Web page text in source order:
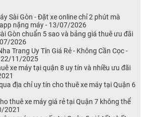
Sài Gòn - Đặt xe online chỉ 2 phút mà
nặng máy - 13/07/2026
Gòn chuẩn 5 sao và bảng giá thuê ưu đãi
2026
Trang Uy Tín Giá Rẻ - Không Cần Cọc -
22/11/2025
xe máy tại quận 8 uy tín và nhiều ưu đãi
địa chỉ uy tín cho thuê xe máy tại Quận 6
thuê xe máy giá rẻ tại Quận 7 không thể
2021